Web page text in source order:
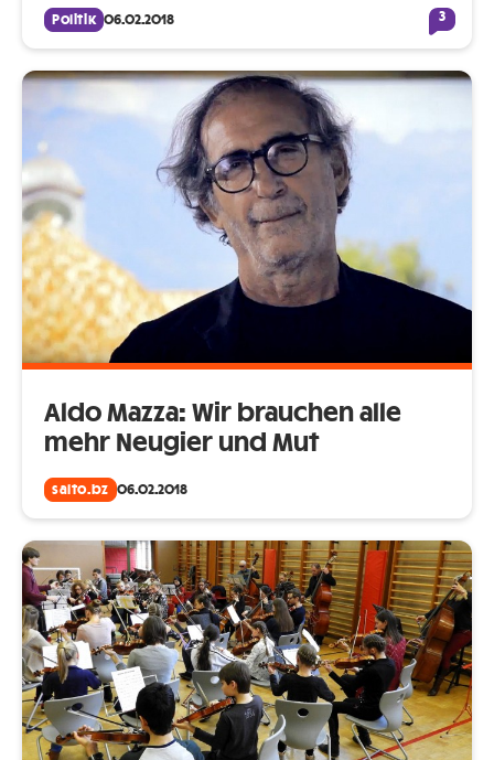
Politik 06.02.2018 3
Aldo Mazza: Wir brauchen alle
mehr Neugier und Mut
salto.bz 06.02.2018